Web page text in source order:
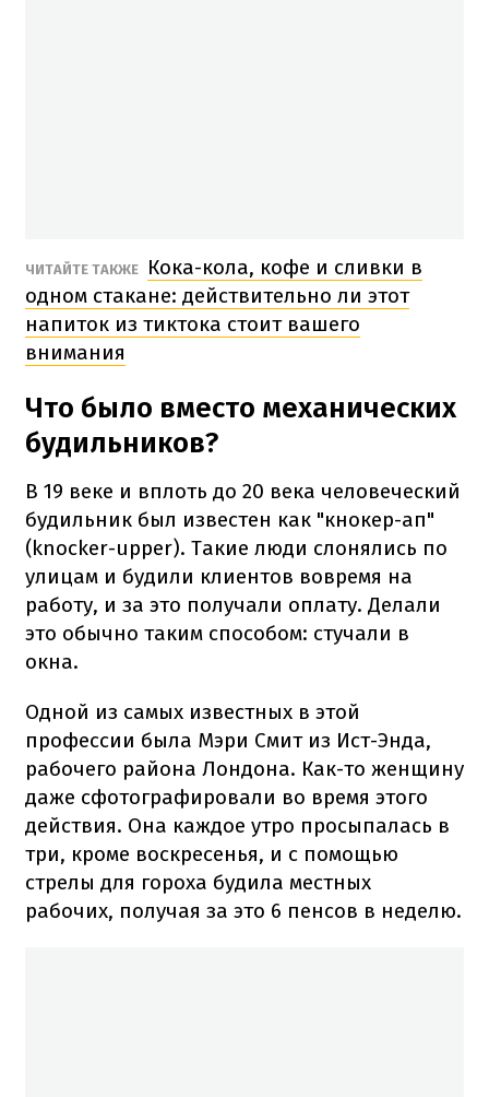
ЧИТАЙТЕ ТАКЖЕ
Кока-кола, кофе и сливки в
одном стакане: действительно ли этот
напиток из тиктока стоит вашего
внимания
Что было вместо механических
будильников?
В 19 веке и вплоть до 20 века человеческий
будильник был известен как "кнокер-ап"
(knocker-upper). Такие люди слонялись по
улицам и будили клиентов вовремя на
работу, и за это получали оплату. Делали
это обычно таким способом: стучали в
окна.
Одной из самых известных в этой
профессии была Мэри Смит из Ист-Энда,
рабочего района Лондона. Как-то женщину
даже сфотографировали во время этого
действия. Она каждое утро просыпалась в
три, кроме воскресенья, и с помощью
стрелы для гороха будила местных
рабочих, получая за это 6 пенсов в неделю.